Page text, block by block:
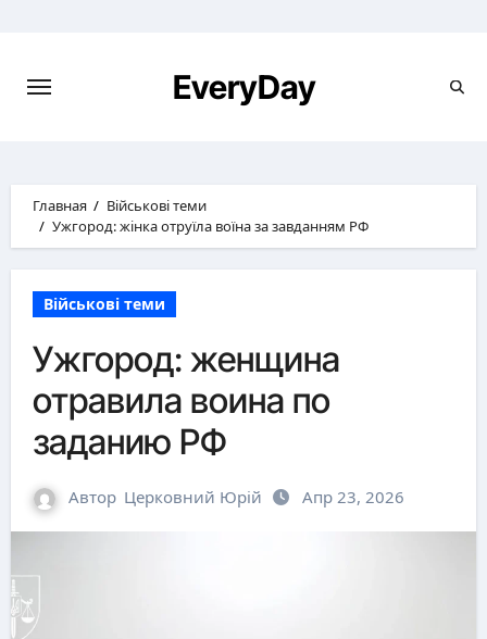
EveryDay
Главная
Військові теми
Ужгород: жінка отруїла воїна за завданням РФ
Військові теми
Ужгород: женщина
отравила воина по
заданию РФ
Автор Церковний Юрій Апр 23, 2026